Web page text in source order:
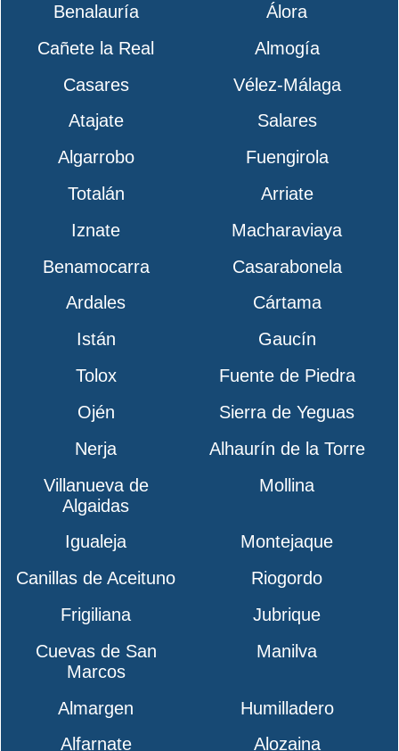
Benalauría
Álora
Cañete la Real
Almogía
Casares
Vélez-Málaga
Atajate
Salares
Algarrobo
Fuengirola
Totalán
Arriate
Iznate
Macharaviaya
Benamocarra
Casarabonela
Ardales
Cártama
Istán
Gaucín
Tolox
Fuente de Piedra
Ojén
Sierra de Yeguas
Nerja
Alhaurín de la Torre
Villanueva de
Algaidas
Mollina
Igualeja
Montejaque
Canillas de Aceituno
Riogordo
Frigiliana
Jubrique
Cuevas de San
Marcos
Manilva
Almargen
Humilladero
Alfarnate
Alozaina